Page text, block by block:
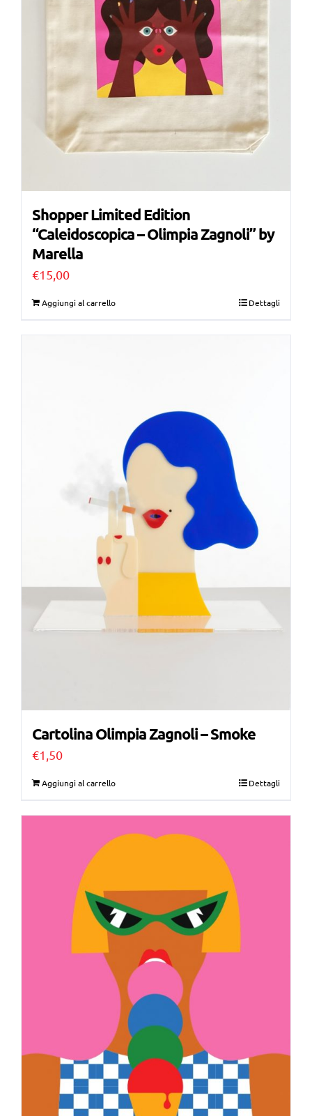
Shopper Limited Edition
“Caleidoscopica – Olimpia Zagnoli” by
Marella
€15,00
Aggiungi al carrello Dettagli
Cartolina Olimpia Zagnoli – Smoke
€1,50
Aggiungi al carrello Dettagli